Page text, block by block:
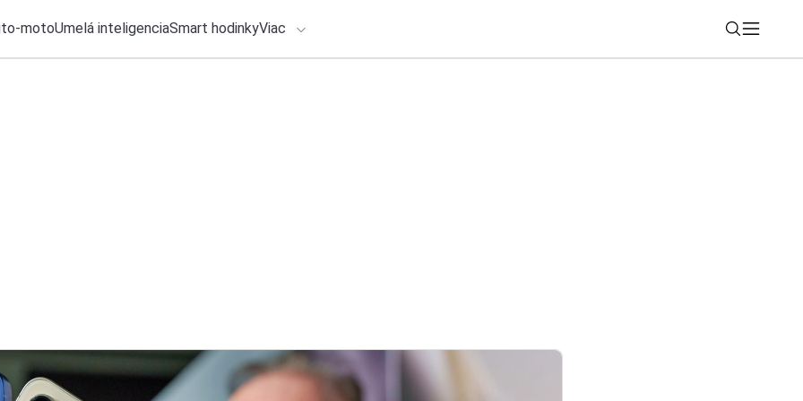
motoUmelá inteligenciaSmart hodinkyViac